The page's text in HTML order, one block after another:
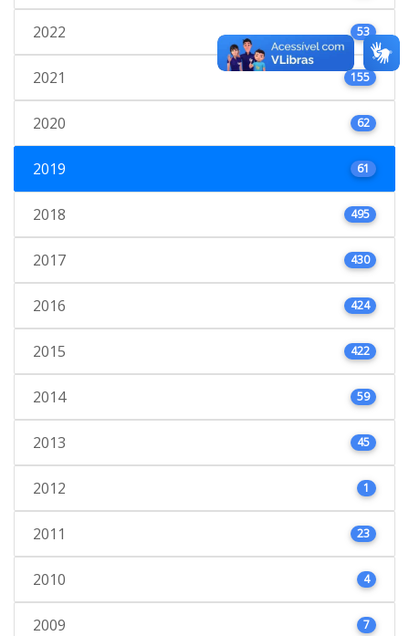
2022 53
2021 155
2020 62
2019 61
2018 495
2017 430
2016 424
2015 422
2014 59
2013 45
2012 1
2011 23
2010 4
2009 7